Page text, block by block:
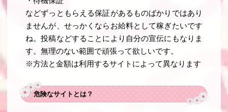
などずっともらえる保証があるものばかりではあり
ませんが、せっかくならお給料として稼ぎたいです
ね。投稿などすることにより自分の宣伝にもなりま
す。無理のない範囲で頑張って欲しいです。
※方法と金額は利用するサイトによって異なります
危険なサイトとは？